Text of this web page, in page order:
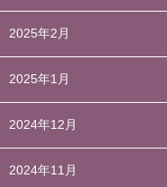
2025年2月
2025年1月
2024年12月
2024年11月